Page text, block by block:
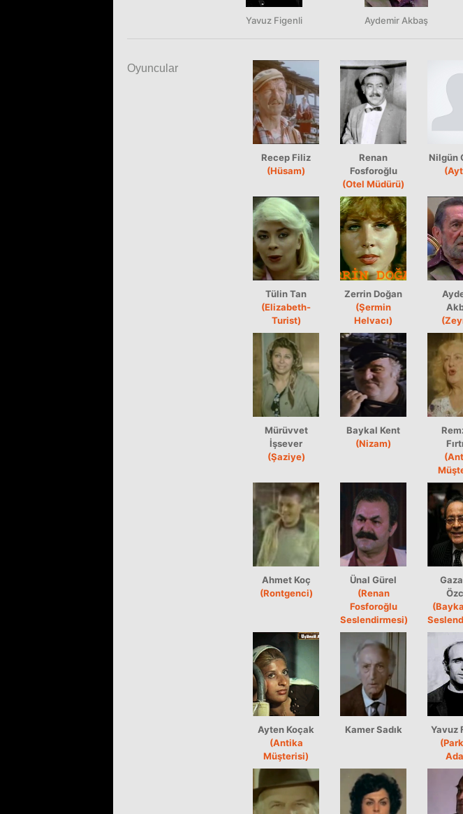
Yavuz Figenli Aydemir Akbaş
Oyuncular
Recep Filiz
(Hüsam)
Renan
Fosforoğlu
(Otel Müdürü)
Nilgün
Tülin Tan
(Elizabeth-
Turist)
Zerrin Doğan
(Şermin
Helvacı)
Mürüvvet
İşsever
(Şaziye)
Baykal Kent
(Nizam)
Ahmet Koç
(Rontgenci)
Ünal Gürel
(Renan
Fosforoğlu
Seslendirmesi)
Ayten Koçak
(Antika
Müşterisi)
Kamer Sadık
Yavuz